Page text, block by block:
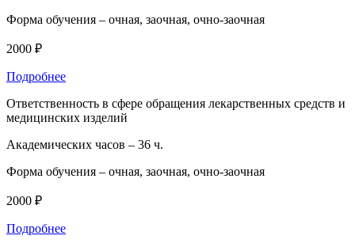
Форма обучения – очная, заочная, очно-заочная
2000 ₽
Подробнее
Ответственность в сфере обращения лекарственных средств и
медицинских изделий
Академических часов – 36 ч.
Форма обучения – очная, заочная, очно-заочная
2000 ₽
Подробнее